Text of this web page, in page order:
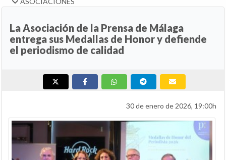
La Asociación de la Prensa de Málaga
entrega sus Medallas de Honor y defiende
el periodismo de calidad
30 de enero de 2026, 19:00h